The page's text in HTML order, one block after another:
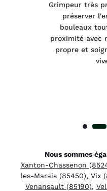
Grimpeur très
préserver
bouleaux
proximité avec
propre et
Nous sommes
Xanton-Chassenon
les-Marais (85450), Vix
Venansault (85190),